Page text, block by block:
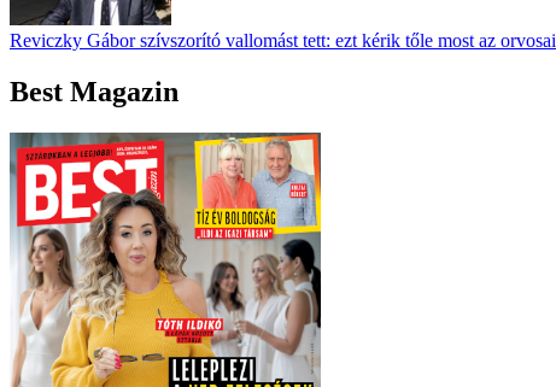
Reviczky Gábor szívszorító vallomást tett: ezt kérik tőle most az orvosai
Best Magazin